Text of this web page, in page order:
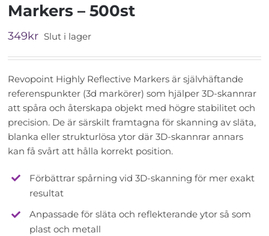
Markers – 500st
349kr Slut i lager
Revopoint Highly Reflective Markers är självhäftande
referenspunkter (3d markörer) som hjälper 3D-skannrar
att spåra och återskapa objekt med högre stabilitet och
precision. De är särskilt framtagna för skanning av släta,
blanka eller strukturlösa ytor där 3D-skannrar annars
kan få svårt att hålla korrekt position.
Förbättrar spårning vid 3D-skanning för mer exakt
resultat
Anpassade för släta och reflekterande ytor så som
plast och metall